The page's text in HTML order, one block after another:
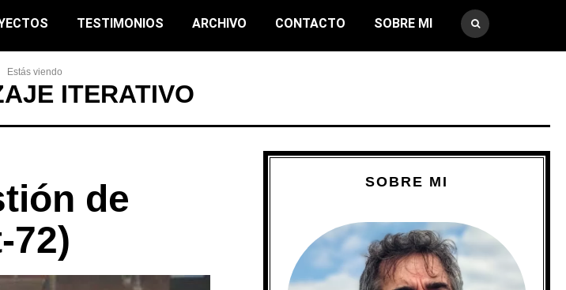
TESTIMONIOS ARCHIVO CONTACTO SOBRE MI
Estás viendo
ITERATIVO
de
72)
SOBRE MI